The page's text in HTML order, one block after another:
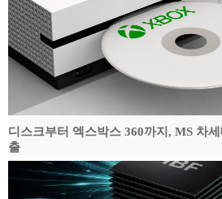
디스크부터 엑스박스 360까지, MS 차
출